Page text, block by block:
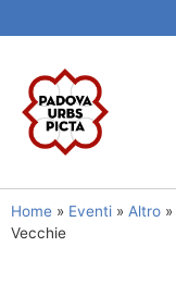
Home » Eventi » Altro »
Vecchie